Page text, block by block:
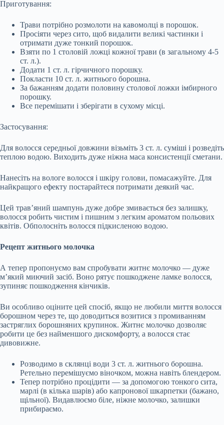
Приготування:
Трави потрібно розмолоти на кавомолці в порошок.
Просіяти через сито, щоб видалити великі частинки і
отримати дуже тонкий порошок.
Взяти по 1 столовій ложці кожної трави (в загальному 4-5
ст. л.).
Додати 1 ст. л. гірчичного порошку.
Покласти 10 ст. л. житнього борошна.
За бажанням додати половину столової ложки імбирного
порошку.
Все перемішати і зберігати в сухому місці.
Застосування:
Для волосся середньої довжини візьміть 3 ст. л. суміші і розведіть
теплою водою. Виходить дуже ніжна маса консистенції сметани.
Нанесіть на вологе волосся і шкіру голови, помасажуйте. Для
найкращого ефекту постарайтеся потримати деякий час.
Цей трав’яний шампунь дуже добре змивається без залишку,
волосся робить чистим і пишним з легким ароматом польових
квітів. Обполосніть волосся підкисленою водою.
Рецепт житнього молочка
А тепер пропонуємо вам спробувати житнє молочко — дуже
м’який миючий засіб. Воно рятує пошкоджене ламке волосся,
зупиняє пошкодження кінчиків.
Ви особливо оціните цей спосіб, якщо не любили миття волосся
борошном через те, що доводиться возитися з промиванням
застряглих борошняних крупинок. Житнє молочко дозволяє
робити це без найменшого дискомфорту, а волосся стає
дивовижне.
Розводимо в склянці води 3 ст. л. житнього борошна.
Ретельно перемішуємо віночком, можна навіть блендером.
Тепер потрібно процідити — за допомогою тонкого сита,
марлі (в кілька шарів) або капронової шкарпетки (бажано,
щільної). Видавлюємо біле, ніжне молочко, залишки
прибираємо.